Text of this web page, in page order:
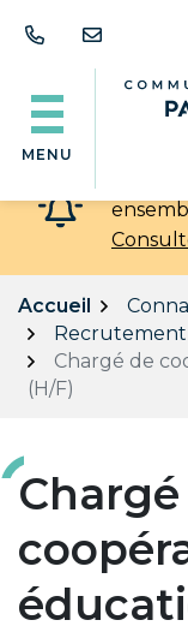
MENU
💧
Accueil
Recrutement
Chargé de
(H/F)